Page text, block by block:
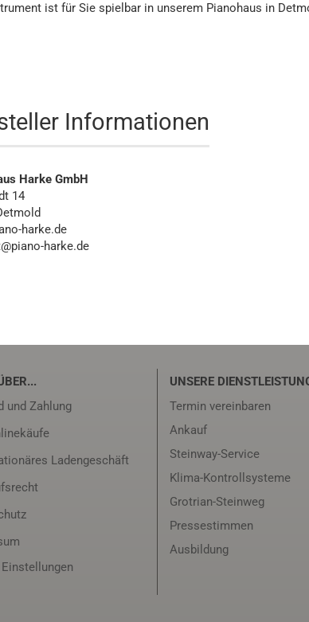
ist für Sie spielbar in unserem Pianohaus in
Informationen
Harke GmbH
14
harke.de
harke.de
und Zahlung
Ladengeschäft
UNSERE
Termin vereinbaren
Ankauf
Steinway-Service
Klima-Kontrollsysteme
Grotrian-Steinweg
Pressestimmen
Ausbildung